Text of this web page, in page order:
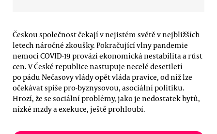
Českou společnost čekají v nejistém světě v nejbližších
letech náročné zkoušky. Pokračující vlny pandemie
nemoci COVID-19 provází ekonomická nestabilita a růst
cen. V České republice nastupuje necelé desetiletí
po pádu Nečasovy vlády opět vláda pravice, od níž lze
očekávat spíše pro-byznysovou, asociální politiku.
Hrozí, že se sociální problémy, jako je nedostatek bytů,
nízké mzdy a exekuce, ještě prohloubí.